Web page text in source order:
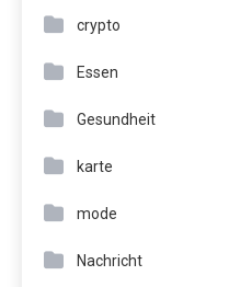
crypto
Essen
Gesundheit
karte
mode
Nachricht